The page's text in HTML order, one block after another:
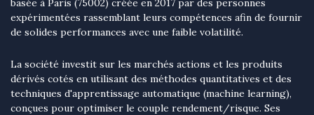
basée à Paris (75002) créée en 2017 par des personnes
expérimentées rassemblant leurs compétences afin de fournir
de solides performances avec une faible volatilité.
La société investit sur les marchés actions et les produits
dérivés cotés en utilisant des méthodes quantitatives et des
techniques d'apprentissage automatique (machine learning),
conçues pour optimiser le couple rendement/risque. Ses